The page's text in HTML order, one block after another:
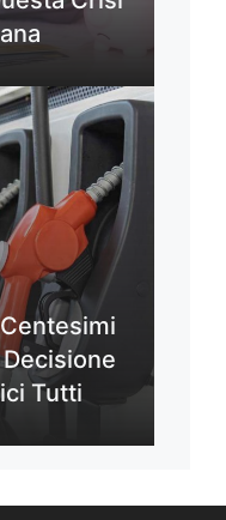
Tutti